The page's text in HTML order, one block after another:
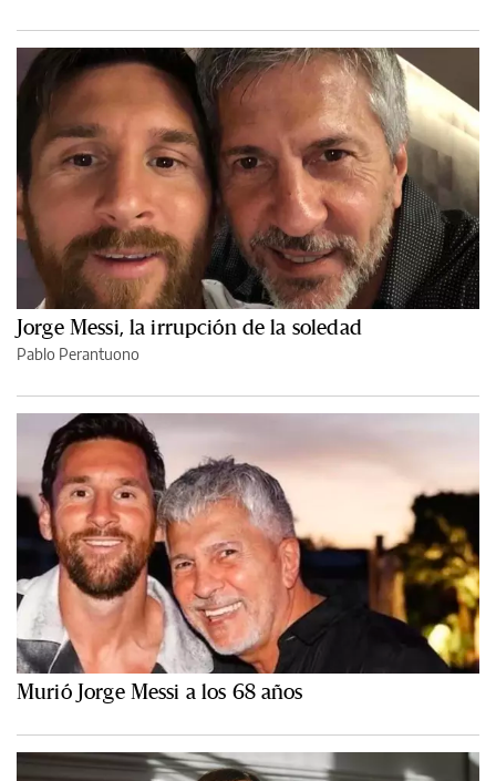
Jorge Messi, la irrupción de la soledad
Pablo Perantuono
Murió Jorge Messi a los 68 años